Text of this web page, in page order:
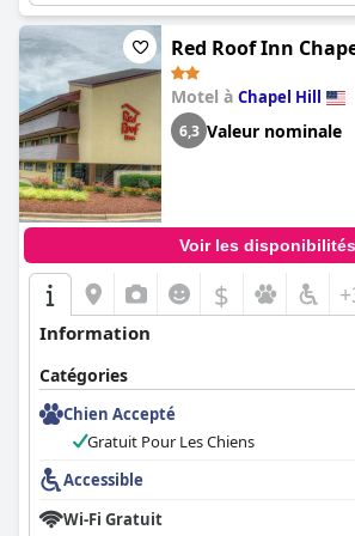
déjeuner et certains aspects de l'entretien
un choix économique populaire parmi les
recherche d'un séjour pratique et confortable.
Red Roof Inn
Motel à Chapel Hill
6,3 Valeur nominale
Voir les disponibilités
$
Information
Catégories
Chien Accepté
Gratuit Pour Les Chiens
Accessible
Wi-Fi Gratuit